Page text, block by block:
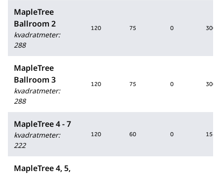
MapleTree
Ballroom 2
kvadratmeter:
288
120 75 0 300
MapleTree
Ballroom 3
kvadratmeter:
288
120 75 0 300
MapleTree 4 - 7
kvadratmeter:
222
120 60 0 154
MapleTree 4, 5,